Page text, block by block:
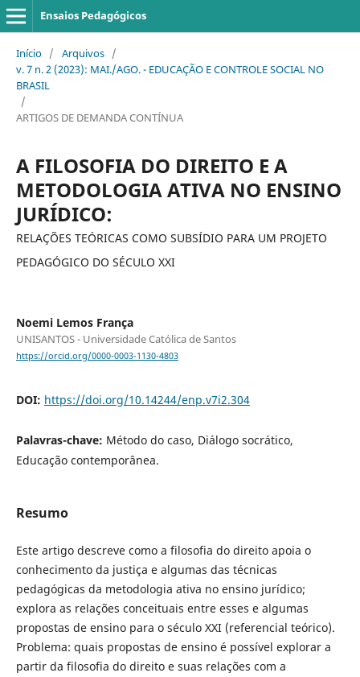
Ensaios Pedagógicos
Início / Arquivos /
v. 7 n. 2 (2023): MAI./AGO. - EDUCAÇÃO E CONTROLE SOCIAL NO
BRASIL
/
ARTIGOS DE DEMANDA CONTÍNUA
A FILOSOFIA DO DIREITO E A
METODOLOGIA ATIVA NO ENSINO
JURÍDICO:
RELAÇÕES TEÓRICAS COMO SUBSÍDIO PARA UM PROJETO
PEDAGÓGICO DO SÉCULO XXI
Noemi Lemos França
UNISANTOS - Universidade Católica de Santos
https://orcid.org/0000-0003-1130-4803
DOI: https://doi.org/10.14244/enp.v7i2.304
Palavras-chave: Método do caso, Diálogo socrático,
Educação contemporânea.
Resumo
Este artigo descreve como a filosofia do direito apoia o
conhecimento da justiça e algumas das técnicas
pedagógicas da metodologia ativa no ensino jurídico;
explora as relações conceituais entre esses e algumas
propostas de ensino para o século XXI (referencial teórico).
Problema: quais propostas de ensino é possível explorar a
partir da filosofia do direito e suas relações com a